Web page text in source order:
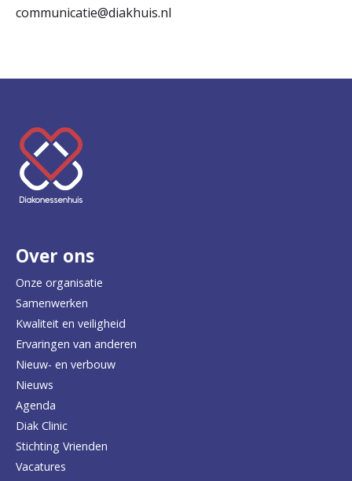
communicatie@diakhuis.nl
K
e
e
t
e
r
u
g
n
a
a
Over ons
Onze organisatie
Samenwerken
Kwaliteit en veiligheid
Ervaringen van anderen
Nieuw- en verbouw
Nieuws
Agenda
Diak Clinic
Stichting Vrienden
Vacatures